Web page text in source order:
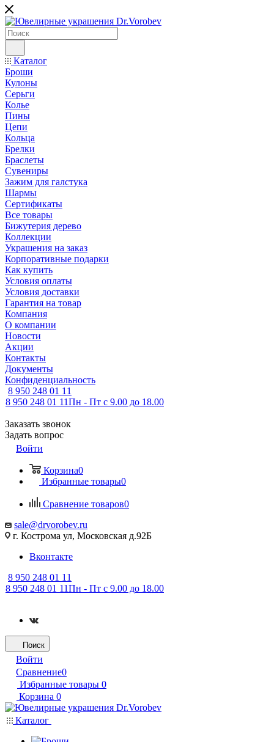
Каталог
Броши
Кулоны
Серьги
Колье
Пины
Цепи
Кольца
Брелки
Браслеты
Сувениры
Зажим для галстука
Шармы
Сертификаты
Все товары
Бижутерия дерево
Коллекции
Украшения на заказ
Корпоративные подарки
Как купить
Условия оплаты
Условия доставки
Гарантия на товар
Компания
О компании
Новости
Акции
Контакты
Документы
Конфиденциальность
8 950 248 01 11
8 950 248 01 11Пн - Пт с 9.00 до 18.00
Заказать звонок
Задать вопрос
Войти
Корзина0
Избранные товары0
Сравнение товаров0
sale@drvorobev.ru
г. Кострома ул, Московская д.92Б
Вконтакте
8 950 248 01 11
8 950 248 01 11Пн - Пт с 9.00 до 18.00
Поиск
Войти
Сравнение0
Избранные товары 0
Корзина 0
Каталог